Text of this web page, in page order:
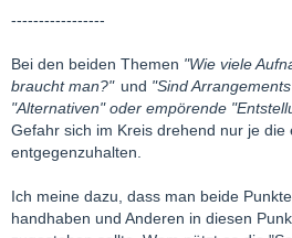
-----------------
Bei den beiden Themen "Wie viele
braucht man?" und "Sind
"Alternativen" oder empörende
Gefahr sich im Kreis drehend nur je die
entgegenzuhalten.
Ich meine dazu, dass man beide
handhaben und Anderen in diesen